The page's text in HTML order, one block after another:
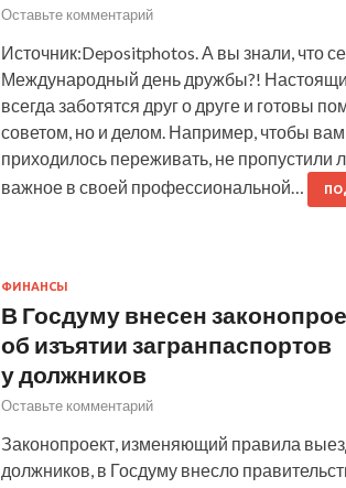
Оставьте комментарий
Источник:Depositphotos. А вы знали, что
Международный день дружбы?!
всегда заботятся друг о друге и готовы
советом, но и делом. Например, чтобы
приходилось переживать, не пропустили
важное в своей профессиональной…
ФИНАНСЫ
В Госдуму внесен
об изъятии загранпаспортов
у должников
Оставьте комментарий
Законопроект, изменяющий правила
должников, в Госдуму внесло